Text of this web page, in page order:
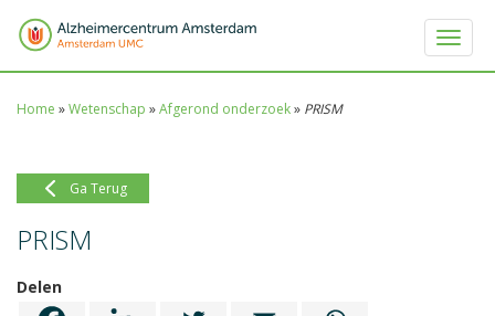
Toggle
Home »Wetenschap »Afgerond onderzoek» PRISM
Ga Terug
PRISM
Delen